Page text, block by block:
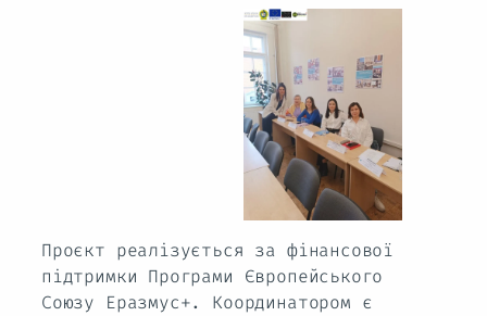
Проєкт реалізується за фінансової
підтримки Програми Європейського
Союзу Еразмус+. Координатором є